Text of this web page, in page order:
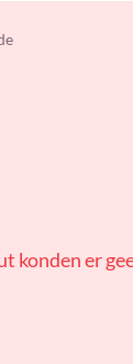
konden er